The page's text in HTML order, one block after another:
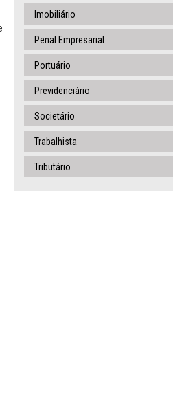
Imobiliário
Penal Empresarial
Portuário
Previdenciário
Societário
Trabalhista
Tributário